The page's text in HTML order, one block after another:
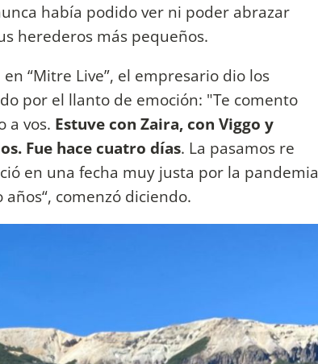
había podido ver ni poder abrazar
herederos más pequeños.
“Mitre Live”, el empresario dio los
por el llanto de emoción: "Te comento
a vos. Estuve con Zaira, con Viggo y
Fue hace cuatro días. La pasamos re
en una fecha muy justa por la pandemia
comenzó diciendo.